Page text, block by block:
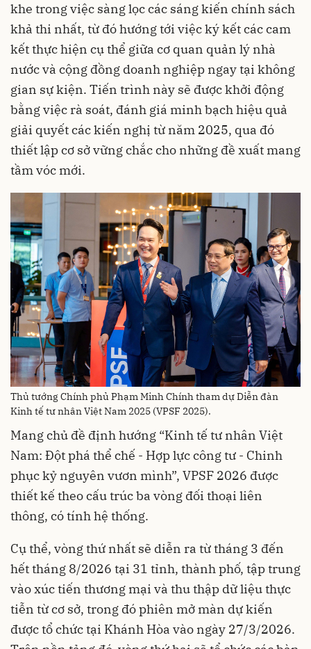
khe trong việc sàng lọc các sáng kiến chính sách
khả thi nhất, từ đó hướng tới việc ký kết các cam
kết thực hiện cụ thể giữa cơ quan quản lý nhà
nước và cộng đồng doanh nghiệp ngay tại không
gian sự kiện. Tiến trình này sẽ được khởi động
bằng việc rà soát, đánh giá minh bạch hiệu quả
giải quyết các kiến nghị từ năm 2025, qua đó
thiết lập cơ sở vững chắc cho những đề xuất mang
tầm vóc mới.
Thủ tướng Chính phủ Phạm Minh Chính tham dự Diễn đàn
Kinh tế tư nhân Việt Nam 2025 (VPSF 2025).
Mang chủ đề định hướng “Kinh tế tư nhân Việt
Nam: Đột phá thể chế - Hợp lực công tư - Chinh
phục kỷ nguyên vươn mình”, VPSF 2026 được
thiết kế theo cấu trúc ba vòng đối thoại liên
thông, có tính hệ thống.
Cụ thể, vòng thứ nhất sẽ diễn ra từ tháng 3 đến
hết tháng 8/2026 tại 31 tỉnh, thành phố, tập trung
vào xúc tiến thương mại và thu thập dữ liệu thực
tiễn từ cơ sở, trong đó phiên mở màn dự kiến
được tổ chức tại Khánh Hòa vào ngày 27/3/2026.